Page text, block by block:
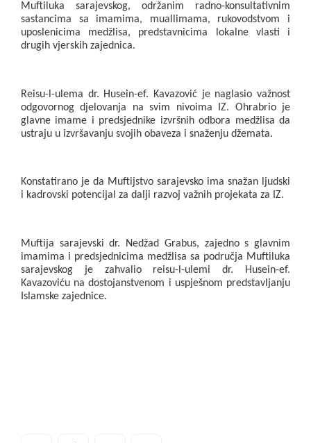
Muftiluka sarajevskog, održanim radno-konsultativnim
sastancima sa imamima, muallimama, rukovodstvom i
uposlenicima medžlisa, predstavnicima lokalne vlasti i
drugih vjerskih zajednica.
Reisu-l-ulema dr. Husein-ef. Kavazović je naglasio važnost
odgovornog djelovanja na svim nivoima IZ. Ohrabrio je
glavne imame i predsjednike izvršnih odbora medžlisa da
ustraju u izvršavanju svojih obaveza i snaženju džemata.
Konstatirano je da Muftijstvo sarajevsko ima snažan ljudski
i kadrovski potencijal za dalji razvoj važnih projekata za IZ.
Muftija sarajevski dr. Nedžad Grabus, zajedno s glavnim
imamima i predsjednicima medžlisa sa područja Muftiluka
sarajevskog je zahvalio reisu-l-ulemi dr. Husein-ef.
Kavazoviću na dostojanstvenom i uspješnom predstavljanju
Islamske zajednice.